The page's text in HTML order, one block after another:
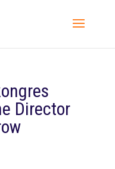
Director